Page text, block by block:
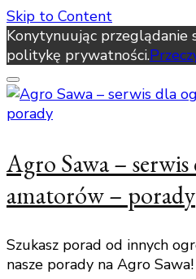
Skip to Content
Konytynuując przeglądanie
politykę prywatności.
Agro Sawa –
amatorów – porady
Szukasz porad od innych
nasze porady na Agro Sawa!